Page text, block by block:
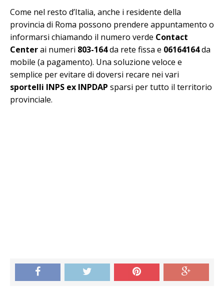
Come nel resto d’Italia, anche i residente della
provincia di Roma possono prendere appuntamento o
informarsi chiamando il numero verde Contact
Centerai numeri 803-164da rete fissa e 06164164da
mobile (a pagamento). Una soluzione veloce e
semplice per evitare di doversi recare nei vari
sportelli INPS ex INPDAP sparsi per tutto il territorio
provinciale.